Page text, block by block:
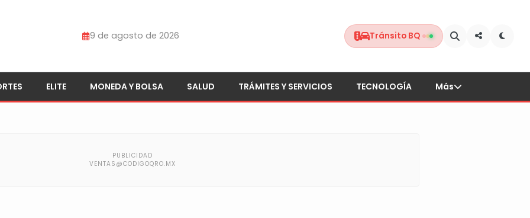
9 de agosto de 2026 Tránsito BQ
ELITE MONEDA Y BOLSA SALUD TRÁMITES Y SERVICIOS TECNOLOGÍA Más